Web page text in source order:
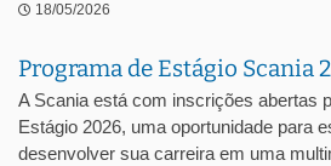
18/05/2026
Programa de Estágio Scania
A Scania está com inscrições abertas
Estágio 2026, uma oportunidade para
desenvolver sua carreira em uma